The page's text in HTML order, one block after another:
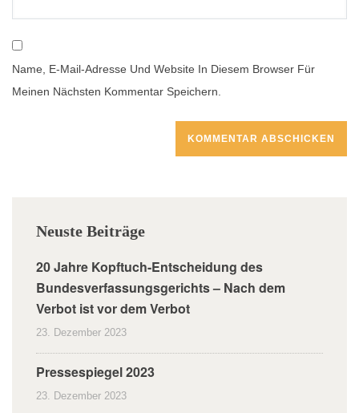
Name, E-Mail-Adresse Und Website In Diesem Browser Für
Meinen Nächsten Kommentar Speichern.
Neuste Beiträge
20 Jahre Kopftuch-Entscheidung des
Bundesverfassungsgerichts – Nach dem
Verbot ist vor dem Verbot
23. Dezember 2023
Pressespiegel 2023
23. Dezember 2023